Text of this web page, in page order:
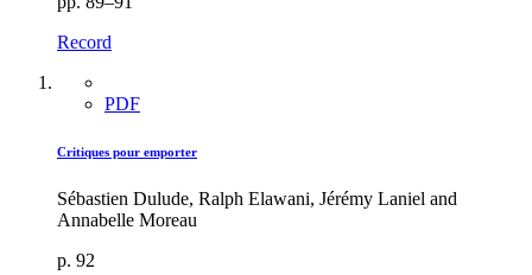
Record
PDF
Critiques pour emporter
Sébastien Dulude, Ralph Elawani, Jérémy Laniel and
Annabelle Moreau
p. 92